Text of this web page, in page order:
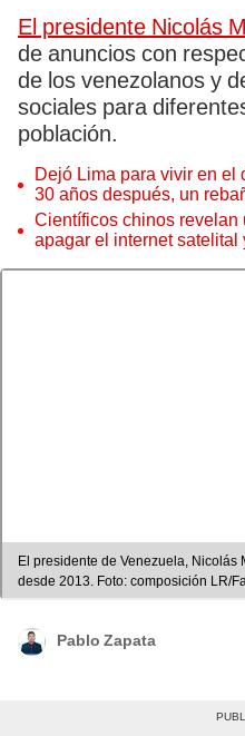
El presidente Nicolás
de anuncios con
de los venezolanos y
sociales para
población.
Dejó Lima para vivir en el
30 años después, un
sorprendente ecosistema
Científicos chinos revelan
apagar el internet
El presidente de Venezuela,
desde 2013. Foto: composición LR/
Pablo Zapata